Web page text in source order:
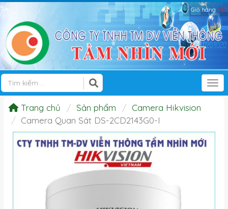
Giỏ hàng (0)
Trang chủ Sản phẩm
Camera Hikvision
Camera Quan Sát DS-2CD2143G0-I